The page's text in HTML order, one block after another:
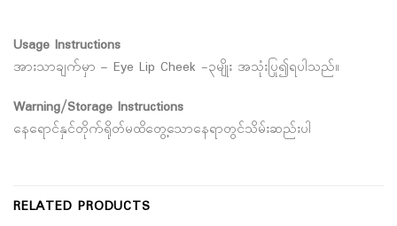
Usage Instructions
အားသာချက်မှာ – Eye Lip Cheek -၃မျိုး အသုံးပြု၍ရပါသည်။
Warning/Storage Instructions
နေရောင်နှင်တိုက်ရိုတ်မထိတွေ့သောနေရာတွင်သိမ်းဆည်းပါ
RELATED PRODUCTS